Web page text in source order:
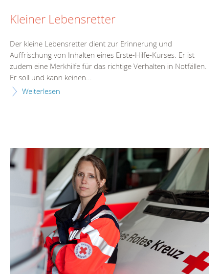
Kleiner Lebensretter
Der kleine Lebensretter dient zur Erinnerung und
Auffrischung von Inhalten eines Erste-Hilfe-Kurses. Er ist
zudem eine Merkhilfe für das richtige Verhalten in Notfällen.
Er soll und kann keinen...
Weiterlesen